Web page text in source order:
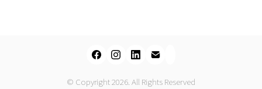
© Copyright 2026. All Rights Reserved